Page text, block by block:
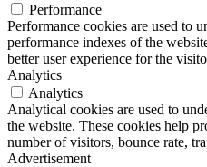
Performance
Performance cookies are used to
performance indexes of the
better user experience for the
Analytics
Analytics
Analytical cookies are used to
the website. These cookies help
number of visitors, bounce rate,
Advertisement